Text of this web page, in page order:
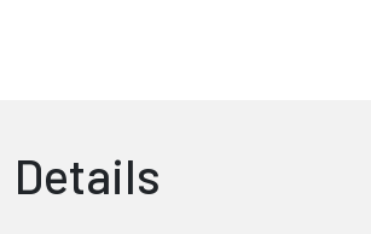
Details